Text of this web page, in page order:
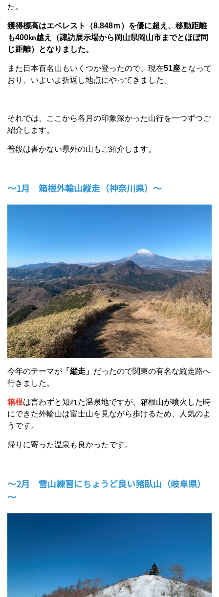
た。
獲得標高はエベレスト（8,848ｍ）を優に超え、移動距離
も400㎞越え（諏訪展示場から岡山県岡山市までとほぼ同
じ距離）となりました。
また日本百名山もいくつか登ったので、現在51座となって
おり、いよいよ折返し地点にやってきました。
それでは、ここから各月の印象深かった山行を一つずつご
紹介します。
普段は書かない県外の山もご紹介します。
～1月 箱根外輪山縦走（神奈川県）～
今年のテーマが 「縦走」 だったので関東の有名な縦走路へ
行きました。
箱根は言わずと知れた温泉地ですが、箱根山が噴火した時
にできた外輪山は富士山を見ながら歩けるため、人気のよ
うです。
帰りに寄った温泉も良かったです。
～2月 雪山練習にちょうど良い猪臥山（岐阜県）
～